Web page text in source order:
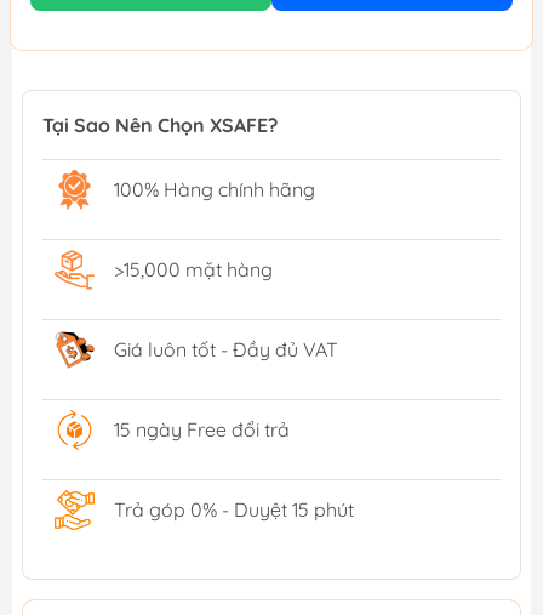
Tại Sao Nên Chọn XSAFE?
100% Hàng chính hãng
>15,000 mặt hàng
Giá luôn tốt - Đầy đủ VAT
15 ngày Free đổi trả
Trả góp 0% - Duyệt 15 phút